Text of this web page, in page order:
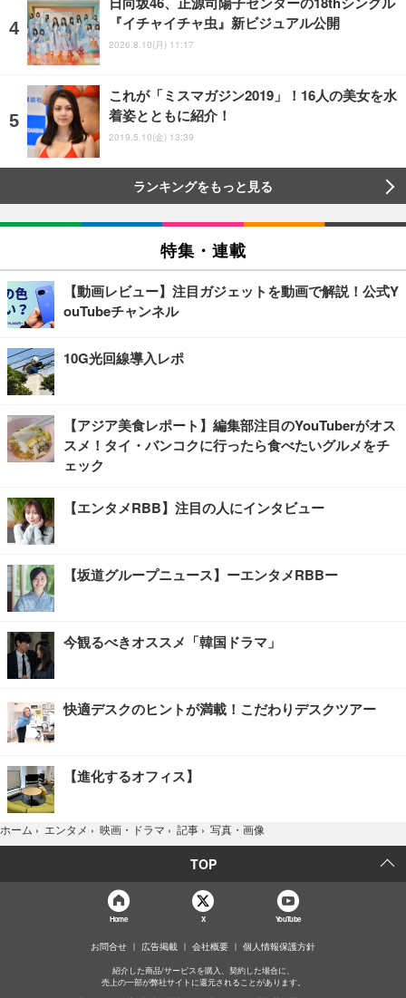
『イチャイチャ虫』新ビジュアル公開
2026.8.10(月) 11:17
これが「ミスマガジン2019」！16人の美女を水
着姿とともに紹介！
2019.5.10(金) 13:39
ランキングをもっと見る
特集・連載
【動画レビュー】注目ガジェットを動画で解説！公式Y
ouTubeチャンネル
10G光回線導入レポ
【アジア美食レポート】編集部注目のYouTuberがオス
スメ！タイ・バンコクに行ったら食べたいグルメをチ
ェック
【エンタメRBB】注目の人にインタビュー
【坂道グループニュース】ーエンタメRBBー
今観るべきオススメ「韓国ドラマ」
快適デスクのヒントが満載！こだわりデスクツアー
【進化するオフィス】
ホーム › エンタメ › 映画・ドラマ › 記事 › 写真・画像
TOP
Home X YouTube
お問合せ 広告掲載 会社概要 個人情報保護方針
紹介した商品/サービスを購入、契約した場合に、
売上の一部が弊社サイトに還元されることがあります。